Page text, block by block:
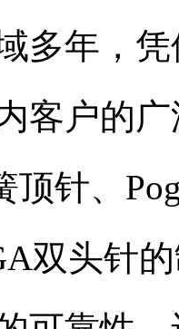
多年，
客户的
顶针、
双头针